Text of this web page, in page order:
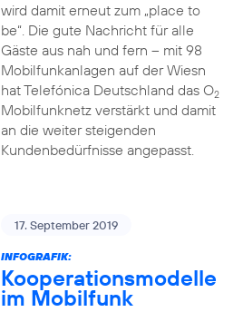
wird damit erneut zum „place to
be“. Die gute Nachricht für alle
Gäste aus nah und fern – mit 98
Mobilfunkanlagen auf der Wiesn
hat Telefónica Deutschland das O2
Mobilfunknetz verstärkt und damit
an die weiter steigenden
Kundenbedürfnisse angepasst.
17. September 2019
INFOGRAFIK:
Kooperationsmodelle
im Mobilfunk